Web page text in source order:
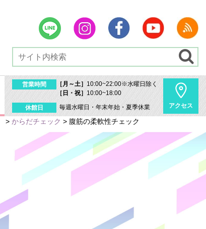
営業時間 ［月～土］ 10:00~22:00※水曜日除く
［日・祝］ 10:00~18:00
休館日 毎週水曜日・年末年始・夏季休業 アクセス
> からだチェック > 腹筋の柔軟性チェック